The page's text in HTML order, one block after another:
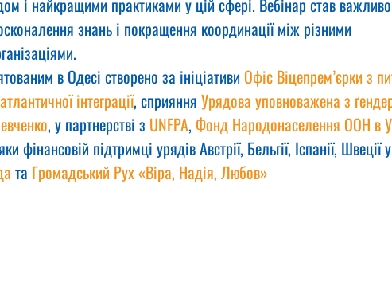
і найкращими практиками у цій сфері. Вебінар став
знань і покращення координації між різними
в Одесі створено за ініціативи Офіс Віцепрем’єрки з
інтеграції, сприяння Урядова уповноважена з
, у партнерстві з UNFPA, Фонд Народонаселення ООН в
фінансовій підтримці урядів Австрії, Бельгії, Іспанії, Швеції
та Громадський Рух «Віра, Надія, Любов»